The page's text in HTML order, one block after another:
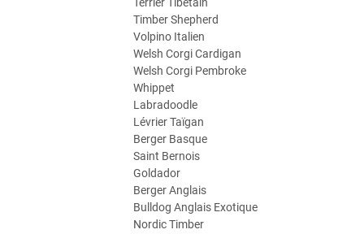
Timber Shepherd
Volpino Italien
Welsh Corgi Cardigan
Welsh Corgi Pembroke
Whippet
Labradoodle
Lévrier Taïgan
Berger Basque
Saint Bernois
Goldador
Berger Anglais
Bulldog Anglais Exotique
Nordic Timber